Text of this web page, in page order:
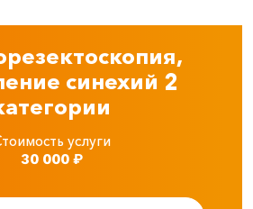
синехий 2
услуги
30 000₽